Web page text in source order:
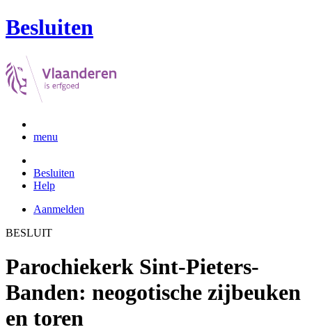
Besluiten
menu
Besluiten
Help
Aanmelden
BESLUIT
Parochiekerk Sint-Pieters-
Banden: neogotische zijbeuken
en toren